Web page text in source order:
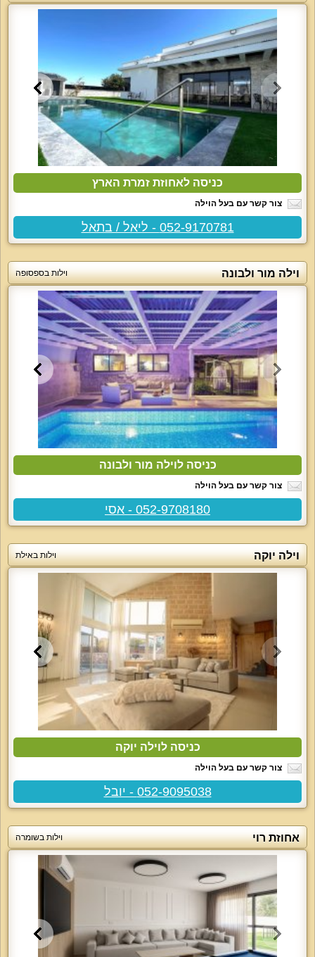
כניסה לאחוזת זמרת הארץ
צור קשר עם בעל הוילה
052-9170781 - ליאל / בתאל
וילה מור ולבונה וילות בספסופה
כניסה לוילה מור ולבונה
צור קשר עם בעל הוילה
052-9708180 - אסי
וילה יוקה וילות באילת
כניסה לוילה יוקה
צור קשר עם בעל הוילה
052-9095038 - יובל
אחוזת רוי וילות בשומרה